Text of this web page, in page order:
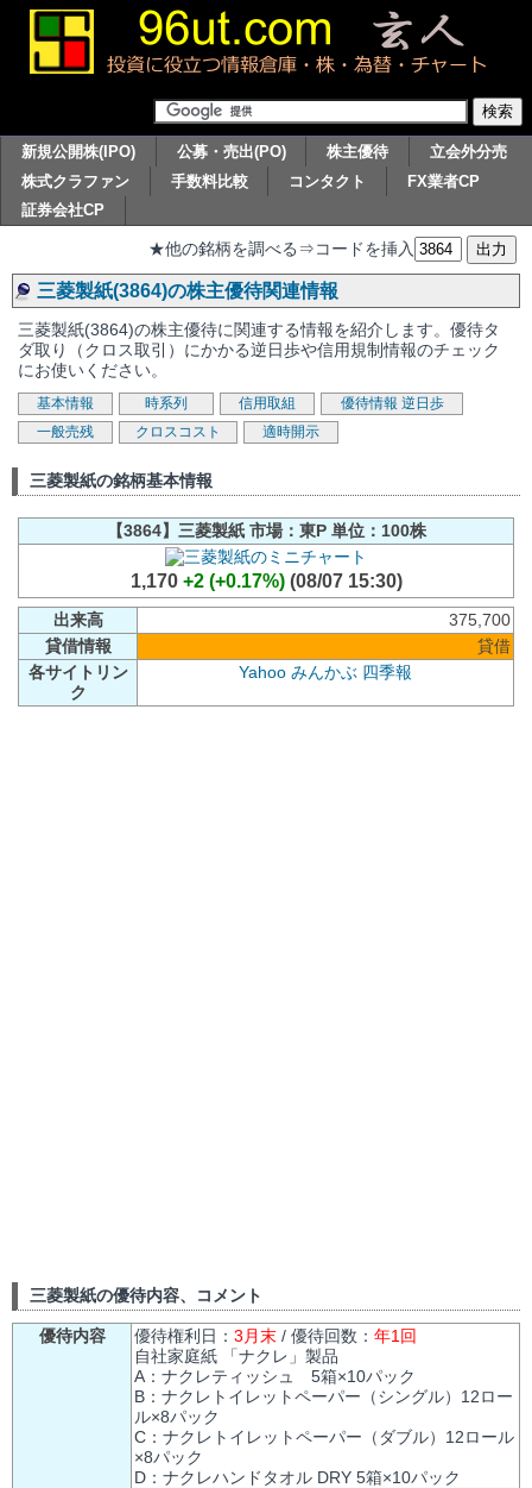
新規公開株(IPO) 公募・売出(PO) 株主優待
立会外分売
株式クラファン
手数料比較 コンタクト
FX業者CP
証券会社CP
★他の銘柄を調べる⇒コードを挿入
三菱製紙(3864)の株主優待関連情報
三菱製紙(3864)の株主優待に関連する情報を紹介します。優待タ
ダ取り（クロス取引）にかかる逆日歩や信用規制情報のチェック
にお使いください。
基本情報 時系列 信用取組 優待情報 逆日歩
一般売残
クロスコスト 適時開示
三菱製紙の銘柄基本情報
【3864】三菱製紙 市場：東P 単位：100株
1,170 +2 (+0.17%)(08/07 15:30)
出来高
375,700
貸借情報
貸借
各サイトリン
ク
Yahoo みんかぶ 四季報
三菱製紙の優待内容、コメント
優待内容 優待権利日： 3月末 / 優待回数： 年1回
自社家庭紙 「ナクレ」製品
A：ナクレティッシュ 5箱×10パック
B：ナクレトイレットペーパー（シングル）12ロー
ル×8パック
C：ナクレトイレットペーパー（ダブル）12ロール
×8パック
D：ナクレハンドタオル DRY 5箱×10パック